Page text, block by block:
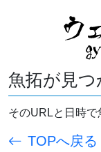
魚拓が見つ
そのURLと日時で
TOPへ戻る